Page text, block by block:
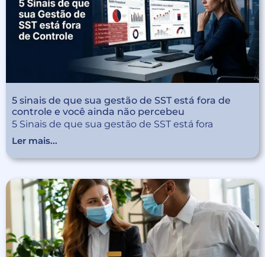
5 sinais de que sua gestão de SST está fora de
controle e você ainda não percebeu
5 Sinais de que sua gestão de SST está fora
Ler mais...